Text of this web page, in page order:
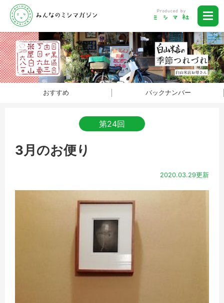
おすすめ バックナンバー
第24回
3月のお便り
2020.03.29更新